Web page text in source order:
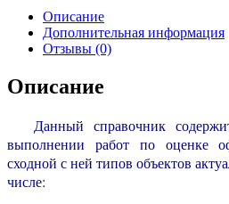
Описание
Дополнительная информация
Отзывы (0)
Описание
Данный справочник
выполнении работ по оценке
сходной с ней типов объектов
числе: